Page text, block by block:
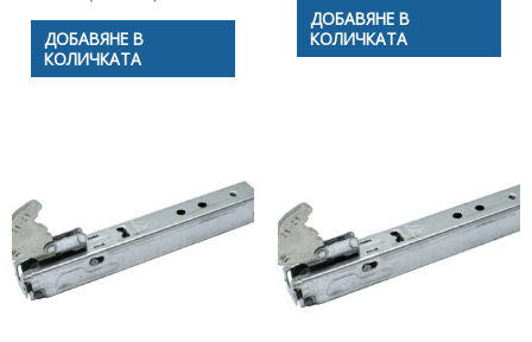
ДОБАВЯНЕ В
КОЛИЧКАТА
ДОБАВЯНЕ В
КОЛИЧКАТА